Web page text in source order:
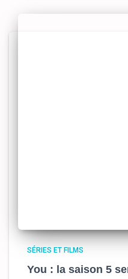
SÉRIES ET FILMS
You : la saison 5